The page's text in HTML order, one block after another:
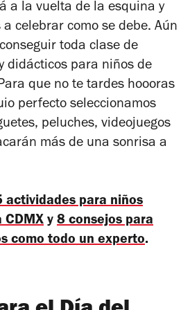
a la vuelta de la esquina y
celebrar como se debe. Aún
toda clase de
didácticos para niños de
que no te tardes hoooras
perfecto seleccionamos
peluches, videojuegos
más de una sonrisa a
actividades para niños
CDMX y 8 consejos para
como todo un experto.